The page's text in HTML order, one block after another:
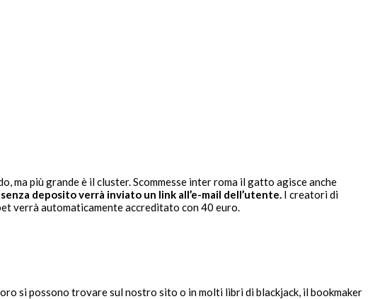
più grande è il cluster. Scommesse inter roma il gatto agisce anche
deposito verrà inviato un link all’e-mail dell’utente. I creatori di
verrà automaticamente accreditato con 40 euro.
si possono trovare sul nostro sito o in molti libri di blackjack, il bookmaker